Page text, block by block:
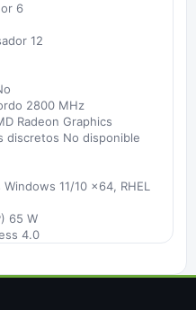
6
12
2800 MHz
Radeon Graphics
discretos No disponible
11/10 x64, RHEL
65 W
4.0